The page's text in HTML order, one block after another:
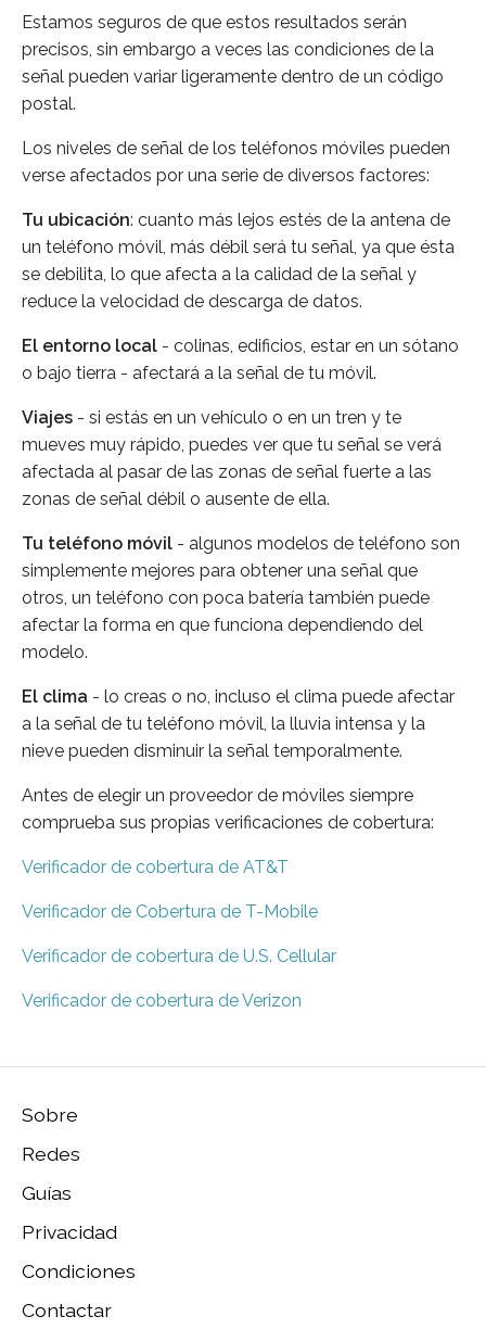
Estamos seguros de que estos resultados serán
precisos, sin embargo a veces las condiciones de la
señal pueden variar ligeramente dentro de un código
postal.
Los niveles de señal de los teléfonos móviles pueden
verse afectados por una serie de diversos factores:
Tu ubicación: cuanto más lejos estés de la antena de
un teléfono móvil, más débil será tu señal, ya que ésta
se debilita, lo que afecta a la calidad de la señal y
reduce la velocidad de descarga de datos.
El entorno local - colinas, edificios, estar en un sótano
o bajo tierra - afectará a la señal de tu móvil.
Viajes - si estás en un vehículo o en un tren y te
mueves muy rápido, puedes ver que tu señal se verá
afectada al pasar de las zonas de señal fuerte a las
zonas de señal débil o ausente de ella.
Tu teléfono móvil - algunos modelos de teléfono son
simplemente mejores para obtener una señal que
otros, un teléfono con poca batería también puede
afectar la forma en que funciona dependiendo del
modelo.
El clima - lo creas o no, incluso el clima puede afectar
a la señal de tu teléfono móvil, la lluvia intensa y la
nieve pueden disminuir la señal temporalmente.
Antes de elegir un proveedor de móviles siempre
comprueba sus propias verificaciones de cobertura:
Verificador de cobertura de AT&T
Verificador de Cobertura de T-Mobile
Verificador de cobertura de U.S. Cellular
Verificador de cobertura de Verizon
Sobre
Redes
Guías
Privacidad
Condiciones
Contactar